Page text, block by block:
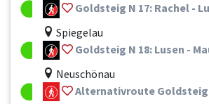
Goldsteig N 17: Rachel -
Spiegelau
Goldsteig N 18: Lusen -
Neuschönau
Alternativroute Goldsteig - Nr. 19 Bayerisch Eisenstein - Zwiesel - Frauenau -